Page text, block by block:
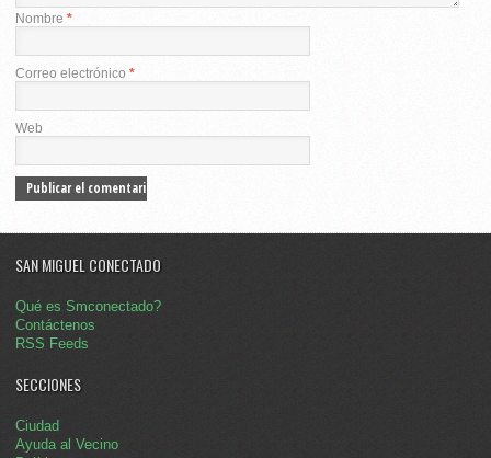
Nombre *
Correo electrónico *
Web
SAN MIGUEL CONECTADO
Qué es Smconectado?
Contáctenos
RSS Feeds
SECCIONES
Ciudad
Ayuda al Vecino